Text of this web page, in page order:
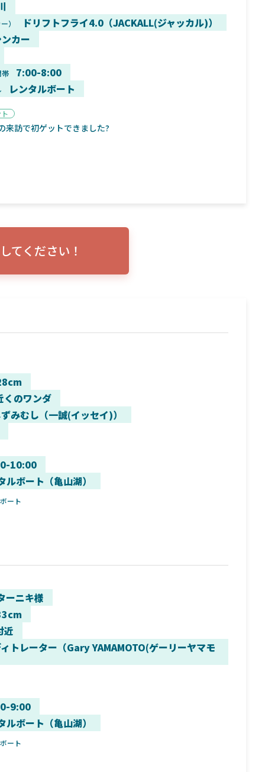
）
ドリフトフライ4.0（JACKALL(ジャッカル)）
カー
帯 7:00-8:00
レンタルボート
来訪で初ゲットできました?
てください！
くのワンダ
みむし（一誠(イッセイ)）
10:00
ルボート（亀山湖）
ート
ーニキ様
近
トレーター（Gary YAMAMOTO(ゲーリーヤマモ
9:00
ルボート（亀山湖）
ート
め！
16日
意のままに！24ヴァンフォードとの違いも
解説！
ショ
ローランス イーグルアイ（EAGLE EYE）イ
ンプレ！ガーミンとの比較も併せてご説明い
たします